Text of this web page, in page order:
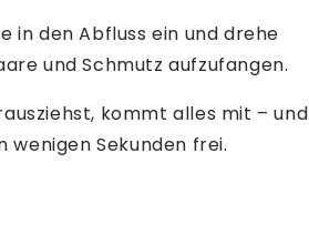
in den Abfluss ein und drehe
und Schmutz aufzufangen.
kommt alles mit – und
wenigen Sekunden frei.